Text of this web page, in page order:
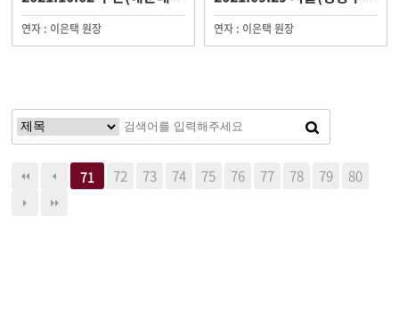
연자 : 이은택 원장 연자 : 이은택 원장
71 72 73 74 75 76 77 78 79 80